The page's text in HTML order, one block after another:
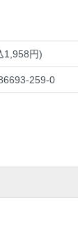
1,958円)
259-0